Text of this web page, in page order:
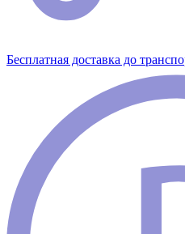
Бесплатная доставка до